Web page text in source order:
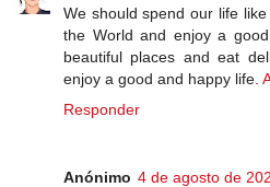
We should spend our life
the World and enjoy a
beautiful places and eat
enjoy a good and happy life.
Responder
Anónimo 4 de agosto de